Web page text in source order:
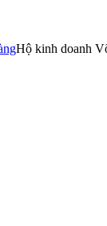
Hộ kinh doanh